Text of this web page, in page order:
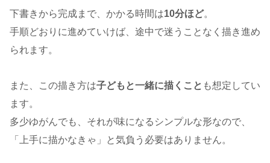
下書きから完成まで、かかる時間は10分ほど。
手順どおりに進めていけば、途中で迷うことなく描き進め
られます。
また、この描き方は子どもと一緒に描くこと も想定してい
ます。
多少ゆがんでも、それが味になるシンプルな形なので、
「上手に描かなきゃ」と気負う必要はありません。